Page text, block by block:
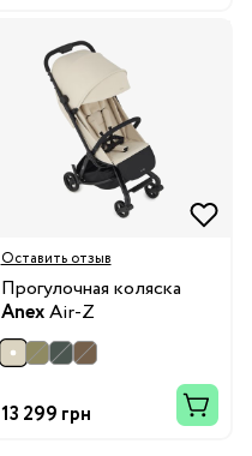
Оставить отзыв
Прогулочная коляска
AnexAir-Z
13 299 грн